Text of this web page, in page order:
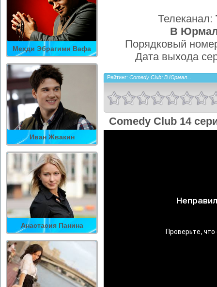
Мехди Эбрагими Вафа
Иван Жвакин
Анастасия Панина
Телеканал:
В
Порядковый
Дата выхода
Рейтинг: Comedy Club: В Юрмал...
Comedy Club 14